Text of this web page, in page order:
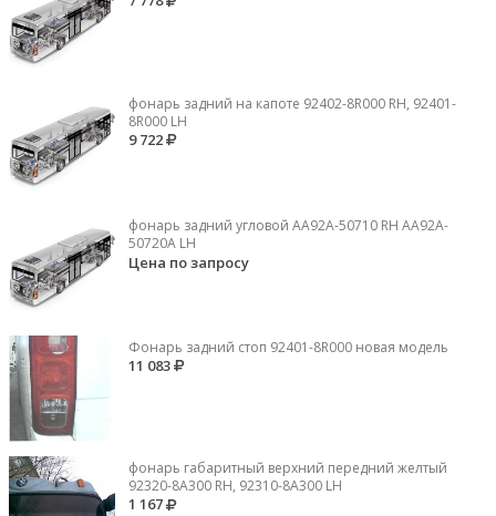
фонарь задний на капоте 92402-8R000 RH, 92401-
8R000 LH
9 722
фонарь задний угловой AA92A-50710 RH AA92A-
50720A LH
Цена по запросу
Фонарь задний стоп 92401-8R000 новая модель
11 083
фонарь габаритный верхний передний желтый
92320-8A300 RH, 92310-8А300 LH
1 167